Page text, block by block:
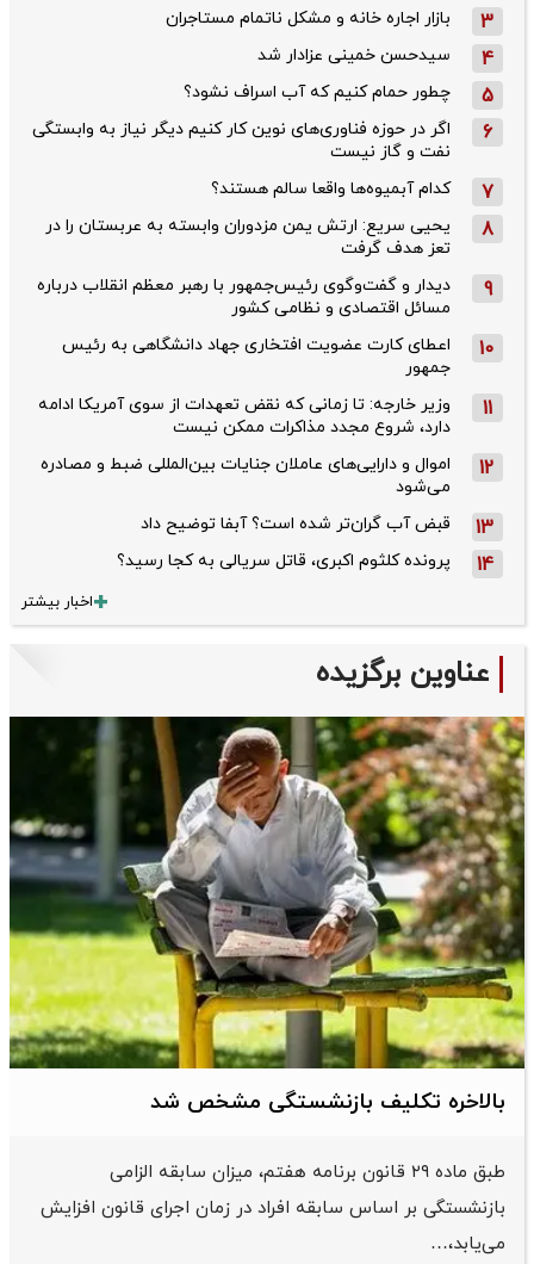
3 بازار اجاره خانه و مشکل ناتمام مستاجران
4 سیدحسن خمینی عزادار شد
5 چطور حمام کنیم که آب اسراف نشود؟
6
اگر در حوزه فناوری‌های نوین کار کنیم دیگر نیاز به وابستگی
نفت و گاز نیست
7 کدام آبمیوه‌ها واقعا سالم هستند؟
8
یحیی سریع: ارتش یمن مزدوران وابسته به عربستان را در
تعز هدف گرفت
9
دیدار و گفت‌وگوی رئیس‌جمهور با رهبر معظم انقلاب درباره
مسائل اقتصادی و نظامی کشور
10
اعطای کارت عضویت افتخاری جهاد دانشگاهی به رئیس‌
جمهور
11
وزیر خارجه: تا زمانی که نقض تعهدات از سوی آمریکا ادامه
دارد، شروع مجدد مذاکرات ممکن نیست
12
اموال و دارایی‌های عاملان جنایات بین‌المللی ضبط و مصادره
می‌شود
13 قبض آب گران‌تر شده است؟ آبفا توضیح داد
14 پرونده کلثوم اکبری، قاتل سریالی به کجا رسید؟
اخبار بیشتر
عناوین برگزیده
بالاخره تکلیف بازنشستگی مشخص شد
طبق ماده ۲۹ قانون برنامه هفتم، میزان سابقه الزامی
بازنشستگی بر اساس سابقه افراد در زمان اجرای قانون افزایش
می‌یابد،…